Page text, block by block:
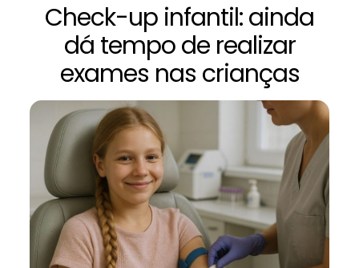
Check-up infantil: ainda
dá tempo de realizar
exames nas crianças